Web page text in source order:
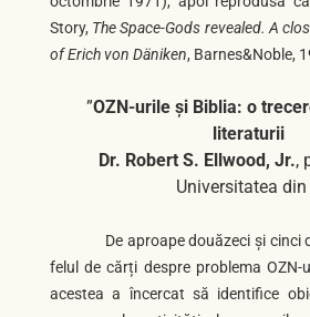
Story, The Space-Gods revealed. A
of Erich von Däniken, Barnes&Noble,
”OZN-urile și Biblia: o
literaturii
Dr. Robert S. Ellwood, Jr.,
Universitatea
De aproape douăzeci și cinci
felul de cărți despre problema OZN-
acestea a încercat să identifice